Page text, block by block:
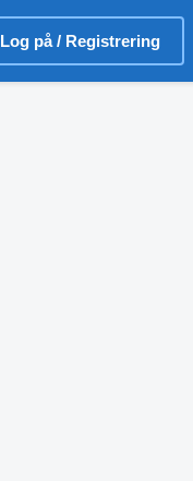
Log på / Registrering